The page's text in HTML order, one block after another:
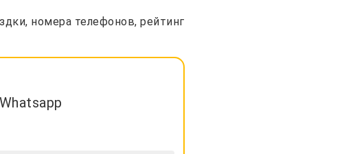
номера телефонов, рейтинг
Whatsapp